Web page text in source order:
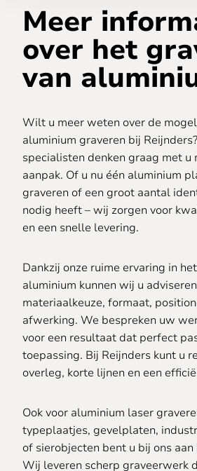
Meer
over het
van
Wilt u meer weten over de
aluminium graveren bij
specialisten denken graag met u
aanpak. Of u nu één aluminium
graveren of een groot aantal
nodig heeft – wij zorgen voor
en een snelle levering.
Dankzij onze ruime ervaring in
aluminium kunnen wij u
materiaalkeuze, formaat,
afwerking. We bespreken uw
voor een resultaat dat perfect
toepassing. Bij Reijnders kunt u
overleg, korte lijnen en een
Ook voor aluminium laser
typeplaatjes, gevelplaten,
of sierobjecten bent u bij ons
Wij leveren scherp graveerwerk